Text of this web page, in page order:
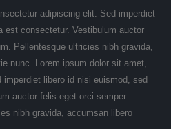
adipiscing elit. Sed imperdiet
est consectetur. Vestibulum auctor
Pellentesque ultricies nibh gravida,
nunc. Lorem ipsum dolor sit amet,
libero id nisi euismod, sed
auctor felis eget orci semper
nibh gravida, accumsan libero